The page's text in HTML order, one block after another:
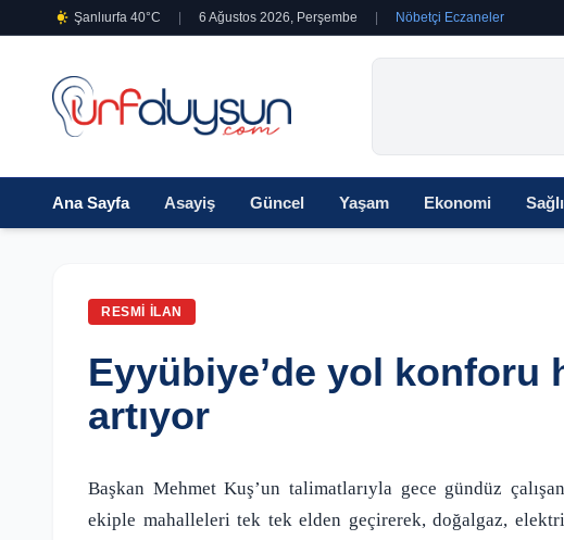
Şanlıurfa 40°C 6 Ağustos 2026, Perşembe Nöbetçi Eczaneler
Ana Sayfa Asayiş Güncel Yaşam Ekonomi
RESMI İLAN
Eyyübiye’de yol konforu
artıyor
Başkan Mehmet Kuş’un talimatlarıyla gece gündüz
ekiple mahalleleri tek tek elden geçirerek, doğalgaz,